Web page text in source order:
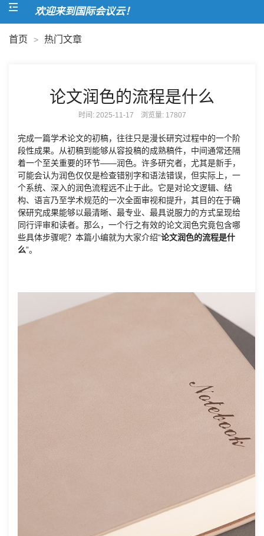
欢迎来到国际会议云！
首页 > 热门文章
论文润色的流程是什么
时间: 2025-11-17 浏览量: 17807
完成一篇学术论文的初稿，往往只是漫长研究过程中的一个阶
段性成果。从初稿到能够从容投稿的成熟稿件，中间通常还隔
着一个至关重要的环节——润色。许多研究者，尤其是新手，
可能会认为润色仅仅是检查错别字和语法错误，但实际上，一
个系统、深入的润色流程远不止于此。它是对论文逻辑、结
构、语言乃至学术规范的一次全面审视和提升，其目的在于确
保研究成果能够以最清晰、最专业、最具说服力的方式呈现给
同行评审和读者。那么，一个行之有效的论文润色究竟包含哪
些具体步骤呢？本篇小编就为大家介绍“论文润色的流程是什
么”。